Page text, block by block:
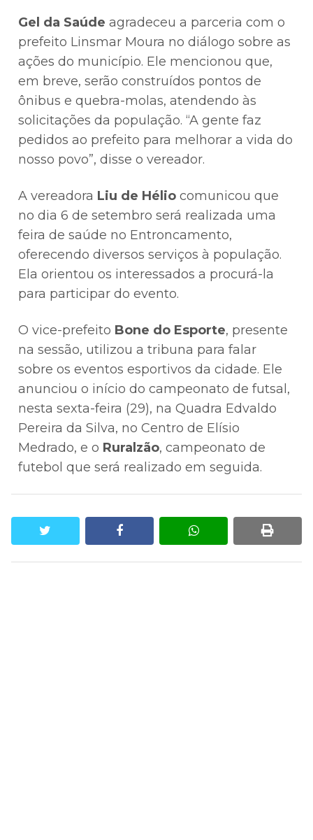
Gel da Saúde agradeceu a parceria com o
prefeito Linsmar Moura no diálogo sobre as
ações do município. Ele mencionou que,
em breve, serão construídos pontos de
ônibus e quebra-molas, atendendo às
solicitações da população. “A gente faz
pedidos ao prefeito para melhorar a vida do
nosso povo”, disse o vereador.
A vereadora Liu de Hélio comunicou que
no dia 6 de setembro será realizada uma
feira de saúde no Entroncamento,
oferecendo diversos serviços à população.
Ela orientou os interessados a procurá-la
para participar do evento.
O vice-prefeito Bone do Esporte, presente
na sessão, utilizou a tribuna para falar
sobre os eventos esportivos da cidade. Ele
anunciou o início do campeonato de futsal,
nesta sexta-feira (29), na Quadra Edvaldo
Pereira da Silva, no Centro de Elísio
Medrado, e o Ruralzão, campeonato de
futebol que será realizado em seguida.
facebook whatsapp print